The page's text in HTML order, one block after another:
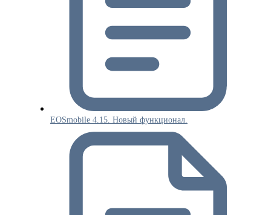
EOSmobile 4.15. Новый функционал.